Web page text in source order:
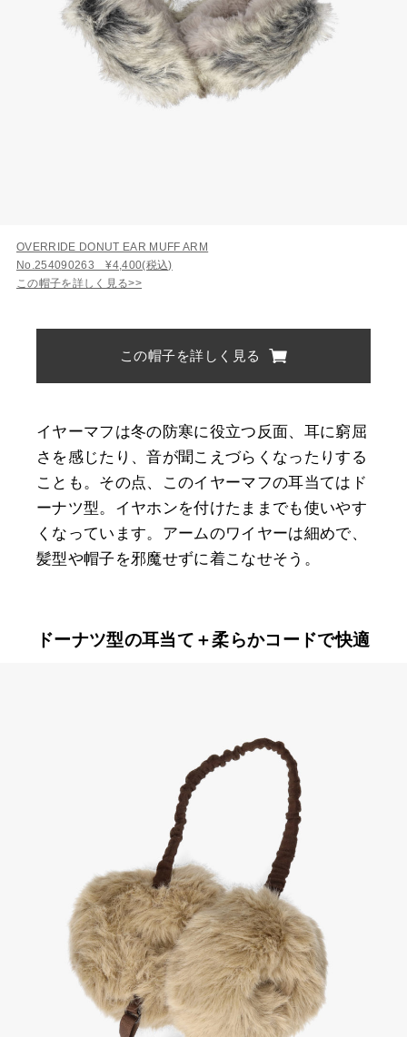
OVERRIDE DONUT EAR MUFF ARM
No.254090263 ¥4,400(税込)
この帽子を詳しく見る>>
この帽子を詳しく見る
イヤーマフは冬の防寒に役立つ反面、耳に窮屈
さを感じたり、音が聞こえづらくなったりする
ことも。その点、このイヤーマフの耳当てはド
ーナツ型。イヤホンを付けたままでも使いやす
くなっています。アームのワイヤーは細めで、
髪型や帽子を邪魔せずに着こなせそう。
ドーナツ型の耳当て＋柔らかコードで快適